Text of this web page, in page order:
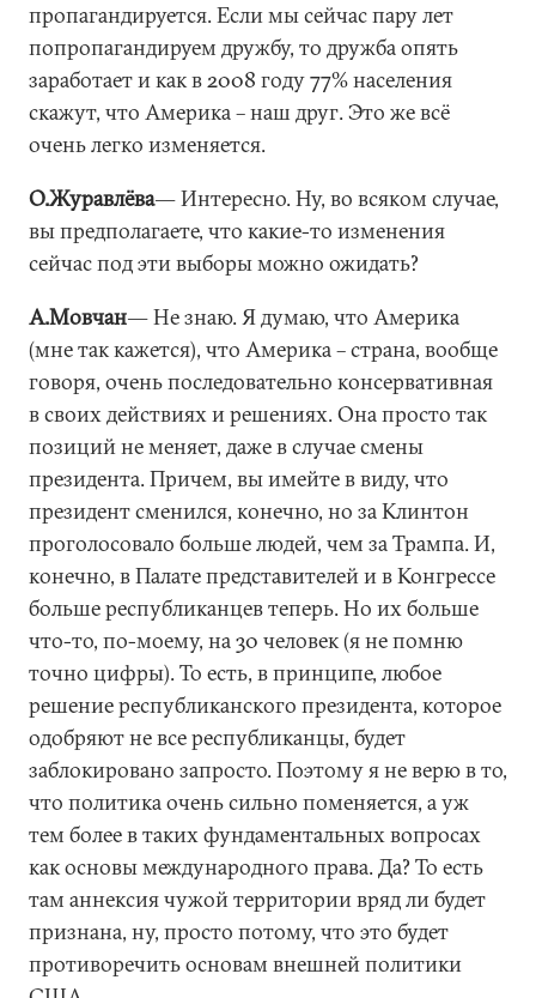
пропагандируется. Если мы сейчас пару лет
попропагандируем дружбу, то дружба опять
заработает и как в 2008 году 77% населения
скажут, что Америка – наш друг. Это же всё
очень легко изменяется.
О.Журавлёва― Интересно. Ну, во всяком случае,
вы предполагаете, что какие-то изменения
сейчас под эти выборы можно ожидать?
А.Мовчан― Не знаю. Я думаю, что Америка
(мне так кажется), что Америка – страна, вообще
говоря, очень последовательно консервативная
в своих действиях и решениях. Она просто так
позиций не меняет, даже в случае смены
президента. Причем, вы имейте в виду, что
президент сменился, конечно, но за Клинтон
проголосовало больше людей, чем за Трампа. И,
конечно, в Палате представителей и в Конгрессе
больше республиканцев теперь. Но их больше
что-то, по-моему, на 30 человек (я не помню
точно цифры). То есть, в принципе, любое
решение республиканского президента, которое
одобряют не все республиканцы, будет
заблокировано запросто. Поэтому я не верю в то,
что политика очень сильно поменяется, а уж
тем более в таких фундаментальных вопросах
как основы международного права. Да? То есть
там аннексия чужой территории вряд ли будет
признана, ну, просто потому, что это будет
противоречить основам внешней политики